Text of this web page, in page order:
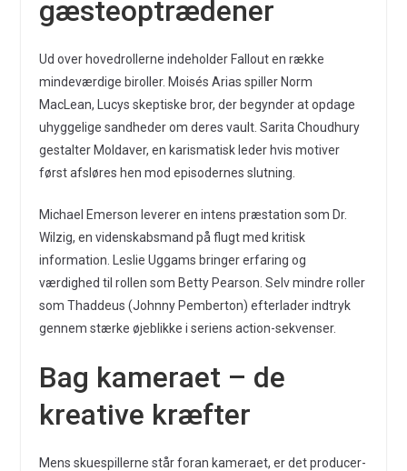
gæsteoptrædener
Ud over hovedrollerne indeholder Fallout en række
mindeværdige biroller. Moisés Arias spiller Norm
MacLean, Lucys skeptiske bror, der begynder at opdage
uhyggelige sandheder om deres vault. Sarita Choudhury
gestalter Moldaver, en karismatisk leder hvis motiver
først afsløres hen mod episodernes slutning.
Michael Emerson leverer en intens præstation som Dr.
Wilzig, en videnskabsmand på flugt med kritisk
information. Leslie Uggams bringer erfaring og
værdighed til rollen som Betty Pearson. Selv mindre roller
som Thaddeus (Johnny Pemberton) efterlader indtryk
gennem stærke øjeblikke i seriens action-sekvenser.
Bag kameraet – de
kreative kræfter
Mens skuespillerne står foran kameraet, er det producer-